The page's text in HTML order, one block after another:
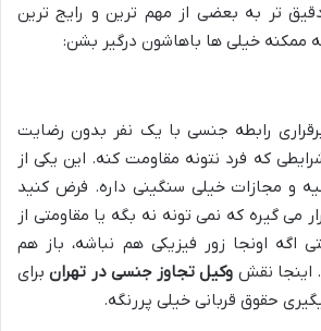
تر به بعضی از مهم ترین و رایج ترین
ممکنه خیلی ها باهاشون درگیر بشن:
رابطه جنسی با یک نفر بدون رضایت
که فرد نتونه مقاومت کنه. این یکی از
و مجازات خیلی سنگینی داره. فرض کنید
می گیره که نمی تونه نه بگه یا مقاومتی از
اونجا زور فیزیکی هم نباشه، باز هم
نقش وکیل تجاوز جنسی در تهرانبرای
حقوق قربانی خیلی پررنگه.